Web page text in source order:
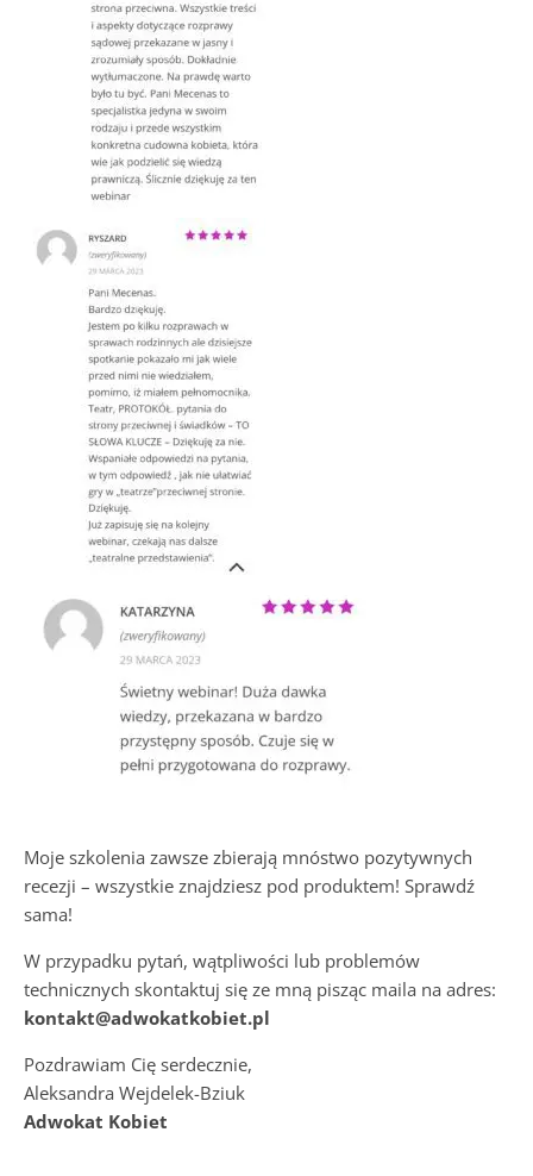
Moje szkolenia zawsze zbierają mnóstwo pozytywnych
recezji – wszystkie znajdziesz pod produktem! Sprawdź
sama!
W przypadku pytań, wątpliwości lub problemów
technicznych skontaktuj się ze mną pisząc maila na adres:
kontakt@adwokatkobiet.pl
Pozdrawiam Cię serdecznie,
Aleksandra Wejdelek-Bziuk
Adwokat Kobiet